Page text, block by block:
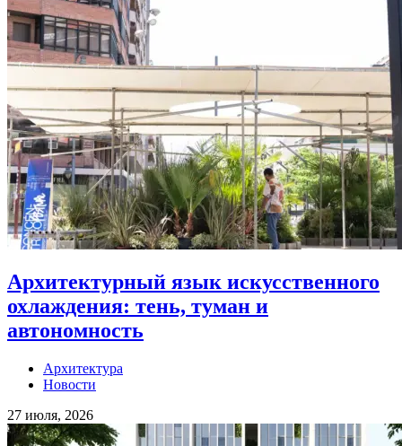
Архитектурный язык искусственного
охлаждения: тень, туман и
автономность
Архитектура
Новости
27 июля, 2026